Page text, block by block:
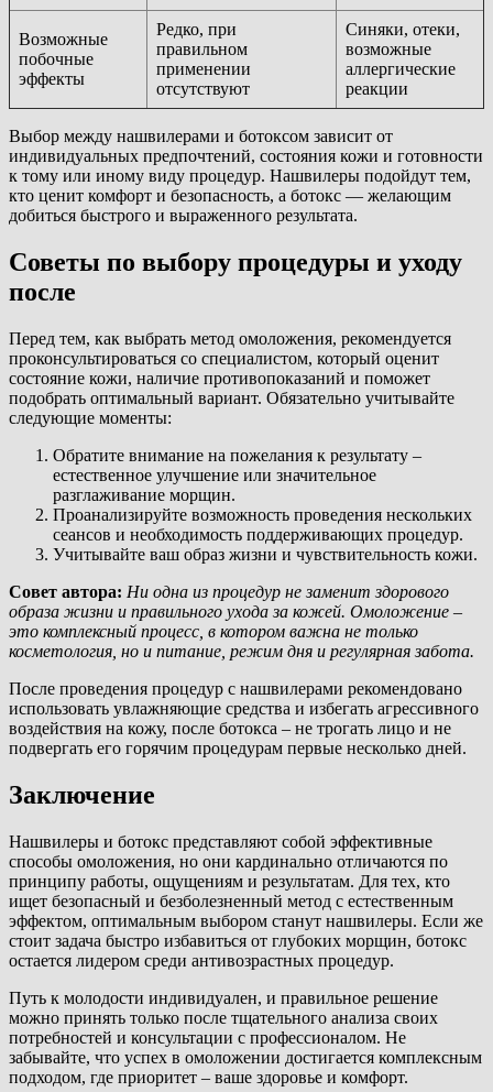
Возможные
побочные
эффекты
Редко, при
правильном
применении
отсутствуют
Синяки, отеки,
возможные
аллергические
реакции
Выбор между нашвилерами и ботоксом зависит от
индивидуальных предпочтений, состояния кожи и готовности
к тому или иному виду процедур. Нашвилеры подойдут тем,
кто ценит комфорт и безопасность, а ботокс — желающим
добиться быстрого и выраженного результата.
Советы по выбору процедуры и уходу
после
Перед тем, как выбрать метод омоложения, рекомендуется
проконсультироваться со специалистом, который оценит
состояние кожи, наличие противопоказаний и поможет
подобрать оптимальный вариант. Обязательно учитывайте
следующие моменты:
Обратите внимание на пожелания к результату –
естественное улучшение или значительное
разглаживание морщин.
Проанализируйте возможность проведения нескольких
сеансов и необходимость поддерживающих процедур.
Учитывайте ваш образ жизни и чувствительность кожи.
Совет автора: Ни одна из процедур не заменит здорового
образа жизни и правильного ухода за кожей. Омоложение –
это комплексный процесс, в котором важна не только
косметология, но и питание, режим дня и регулярная забота.
После проведения процедур с нашвилерами рекомендовано
использовать увлажняющие средства и избегать агрессивного
воздействия на кожу, после ботокса – не трогать лицо и не
подвергать его горячим процедурам первые несколько дней.
Заключение
Нашвилеры и ботокс представляют собой эффективные
способы омоложения, но они кардинально отличаются по
принципу работы, ощущениям и результатам. Для тех, кто
ищет безопасный и безболезненный метод с естественным
эффектом, оптимальным выбором станут нашвилеры. Если же
стоит задача быстро избавиться от глубоких морщин, ботокс
остается лидером среди антивозрастных процедур.
Путь к молодости индивидуален, и правильное решение
можно принять только после тщательного анализа своих
потребностей и консультации с профессионалом. Не
забывайте, что успех в омоложении достигается комплексным
подходом, где приоритет – ваше здоровье и комфорт.